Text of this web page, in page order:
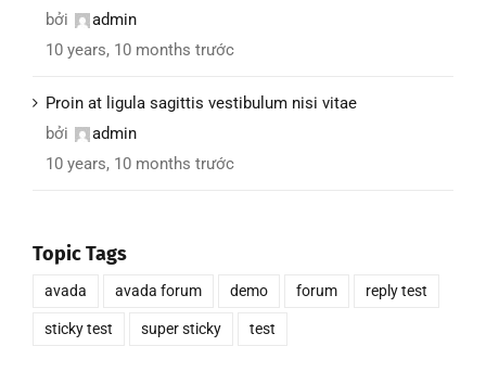
bởi
admin
10 years, 10 months trước
Proin at ligula sagittis vestibulum nisi vitae
bởi
admin
10 years, 10 months trước
Topic Tags
avada avada forum demo forum reply test
sticky test super sticky test